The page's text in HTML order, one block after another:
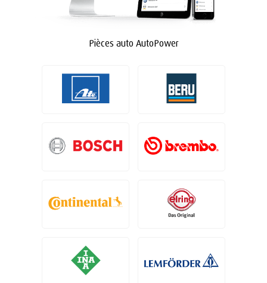
Pièces auto AutoPower